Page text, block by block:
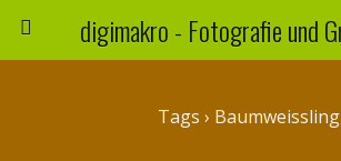
Tags › Baumweissling